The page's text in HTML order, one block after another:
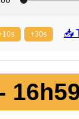
+30s 📥